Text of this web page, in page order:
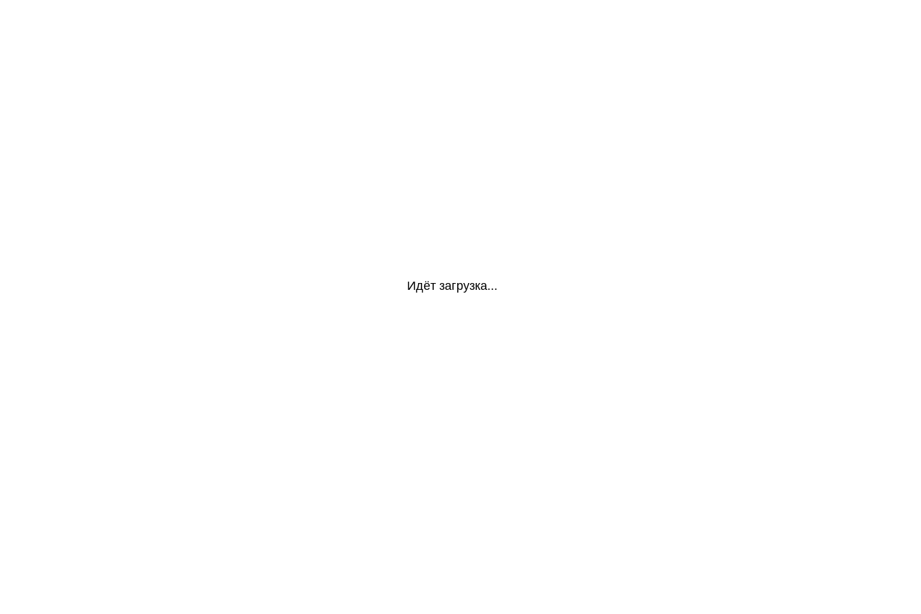
Идёт загрузка...